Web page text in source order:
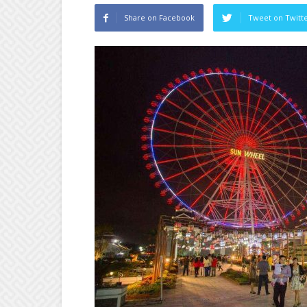
Share on Facebook Tweet on